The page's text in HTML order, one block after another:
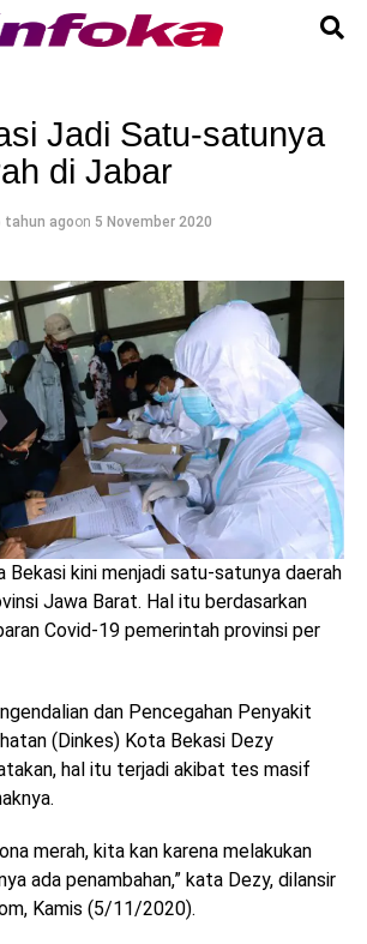
Jadi Satu-satunya
di Jabar
tahun agoon 5 November 2020
Bekasi kini menjadi satu-satunya daerah
Jawa Barat. Hal itu berdasarkan
Covid-19 pemerintah provinsi per
dan Pencegahan Penyakit
(Dinkes) Kota Bekasi Dezy
hal itu terjadi akibat tes masif
merah, kita kan karena melakukan
ada penambahan,” kata Dezy, dilansir
Kamis (5/11/2020).